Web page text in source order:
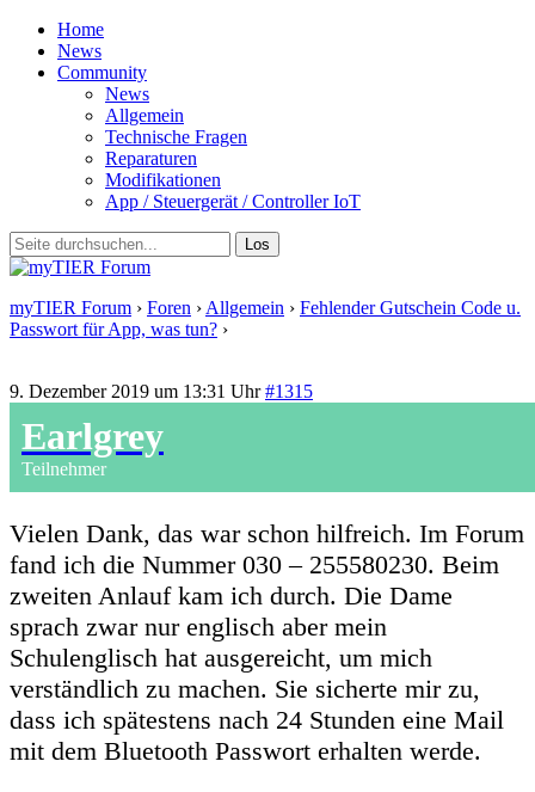
Home
News
Community
News
Allgemein
Technische Fragen
Reparaturen
Modifikationen
App / Steuergerät / Controller IoT
myTIER Forum › Foren › Allgemein › Fehlender Gutschein Code u.
Passwort für App, was tun? ›
9. Dezember 2019 um 13:31 Uhr #1315
Earlgrey
Teilnehmer
Vielen Dank, das war schon hilfreich. Im Forum
fand ich die Nummer 030 – 255580230. Beim
zweiten Anlauf kam ich durch. Die Dame
sprach zwar nur englisch aber mein
Schulenglisch hat ausgereicht, um mich
verständlich zu machen. Sie sicherte mir zu,
dass ich spätestens nach 24 Stunden eine Mail
mit dem Bluetooth Passwort erhalten werde.